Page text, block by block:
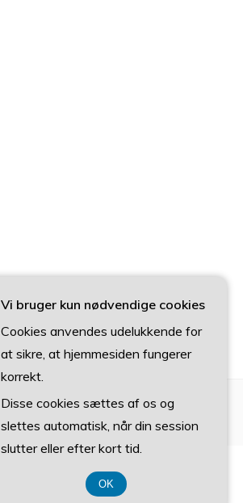
Vi bruger kun nødvendige cookies
Cookies anvendes udelukkende for
at sikre, at hjemmesiden fungerer
korrekt.
Disse cookies sættes af os og
slettes automatisk, når din session
slutter eller efter kort tid.
OK